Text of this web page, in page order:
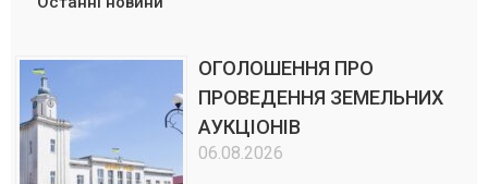
ОГОЛОШЕННЯ ПРО
ПРОВЕДЕННЯ ЗЕМЕЛЬНИХ
АУКЦІОНІВ
06.08.2026